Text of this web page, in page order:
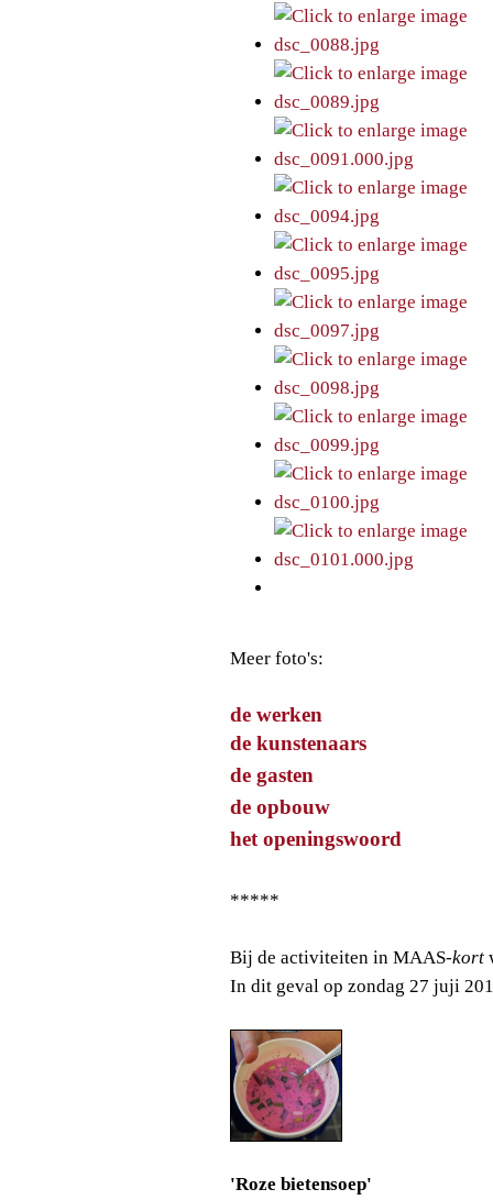
Meer foto's:
de werken
de kunstenaars
de gasten
de opbouw
het openingswoord
*****
Bij de activiteiten in MAAS-kort
In dit geval op zondag 27 juji
'Roze bietensoep'